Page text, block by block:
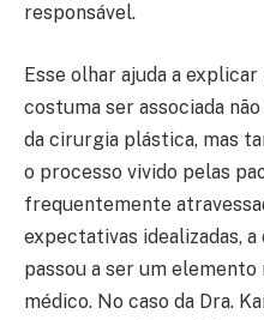
responsável.
Esse olhar ajuda a
costuma ser associada
da cirurgia plástica, mas
o processo vivido pelas
frequentemente
expectativas idealizadas,
passou a ser um
médico. No caso da Dra.